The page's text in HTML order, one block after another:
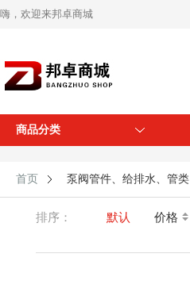
嗨，欢迎来邦卓商城
商品分类
首页 泵阀管件、给排水、管类
排序： 默认 价格